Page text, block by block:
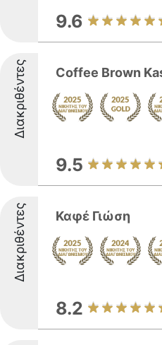
9.6
Διακριθέντες Coffee Brown
9.5
Διακριθέντες Καφέ Γιώση
8.2